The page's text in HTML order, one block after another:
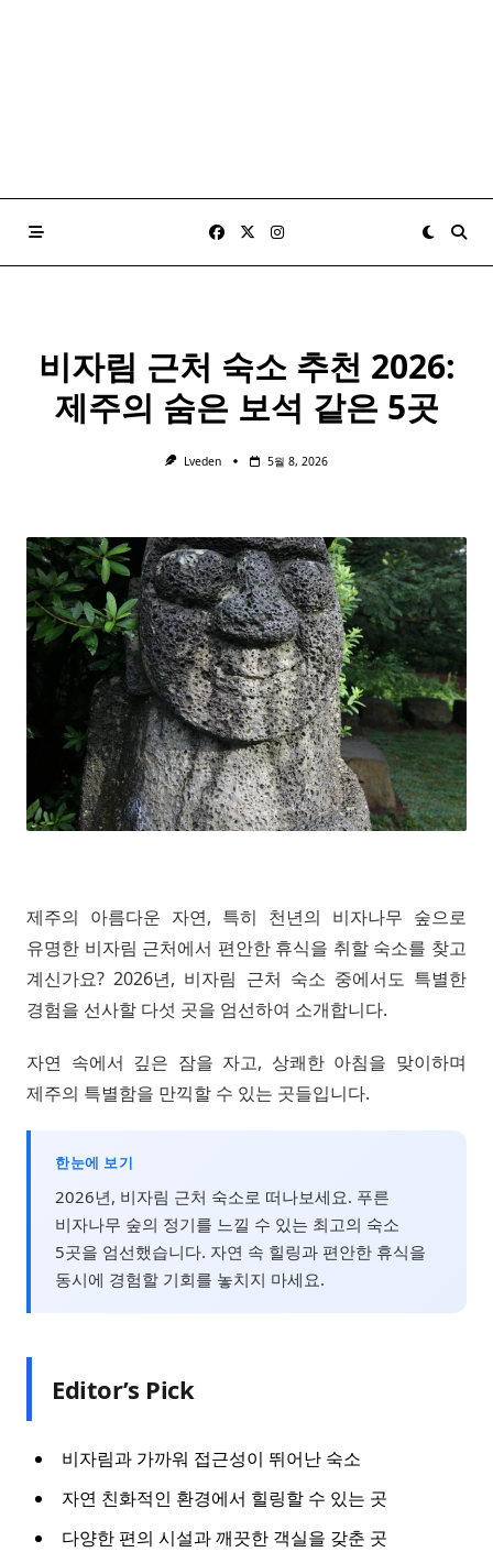
비자림 근처 숙소 추천 2026:
제주의 숨은 보석 같은 5곳
Lveden 5월 8, 2026
제주의 아름다운 자연, 특히 천년의 비자나무 숲으로
유명한 비자림 근처에서 편안한 휴식을 취할 숙소를 찾고
계신가요? 2026년, 비자림 근처 숙소 중에서도 특별한
경험을 선사할 다섯 곳을 엄선하여 소개합니다.
자연 속에서 깊은 잠을 자고, 상쾌한 아침을 맞이하며
제주의 특별함을 만끽할 수 있는 곳들입니다.
한눈에 보기
2026년, 비자림 근처 숙소로 떠나보세요. 푸른
비자나무 숲의 정기를 느낄 수 있는 최고의 숙소
5곳을 엄선했습니다. 자연 속 힐링과 편안한 휴식을
동시에 경험할 기회를 놓치지 마세요.
Editor’s Pick
비자림과 가까워 접근성이 뛰어난 숙소
자연 친화적인 환경에서 힐링할 수 있는 곳
다양한 편의 시설과 깨끗한 객실을 갖춘 곳